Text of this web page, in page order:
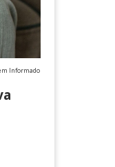
Informado